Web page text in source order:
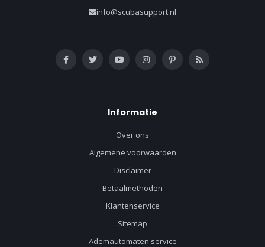
info@scubasupport.nl
Informatie
Over ons
Algemene voorwaarden
Disclaimer
Betaalmethoden
Klantenservice
Sitemap
Ademautomaten service